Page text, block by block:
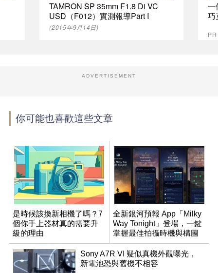
TAMRON SP 35mm F1.8 Di VC
USD（F012）實測報導Part Ⅰ
(2015年9月14日)
一
巧
ADVERTISEMENT
你可能也喜歡這些文章
是時候該換新相機了嗎？7
個你手上器材真的需要升
級的理由
全新銀河預報 App「Milky
Way Tonight」登場，一鍵
掌握最佳拍攝時機與構圖
Sony A7R VI 疑似真機外觀曝光，
新電池恐與舊機不相容